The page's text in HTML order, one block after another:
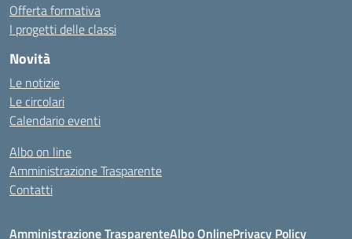
Offerta formativa
I progetti delle classi
Novità
Le notizie
Le circolari
Calendario eventi
Albo on line
Amministrazione Trasparente
Contatti
Amministrazione TrasparenteAlbo OnlinePrivacy Policy